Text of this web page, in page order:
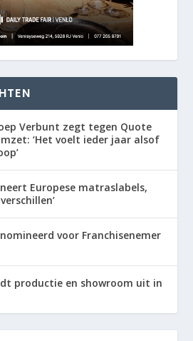
Verbunt zegt tegen Quote
‘Het voelt ieder jaar alsof
Europese matraslabels,
voor Franchisenemer
productie en showroom uit in